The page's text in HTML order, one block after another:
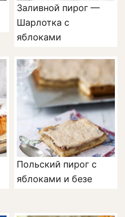
Заливной пирог —
Шарлотка с
яблоками
Польский пирог с
яблоками и безе